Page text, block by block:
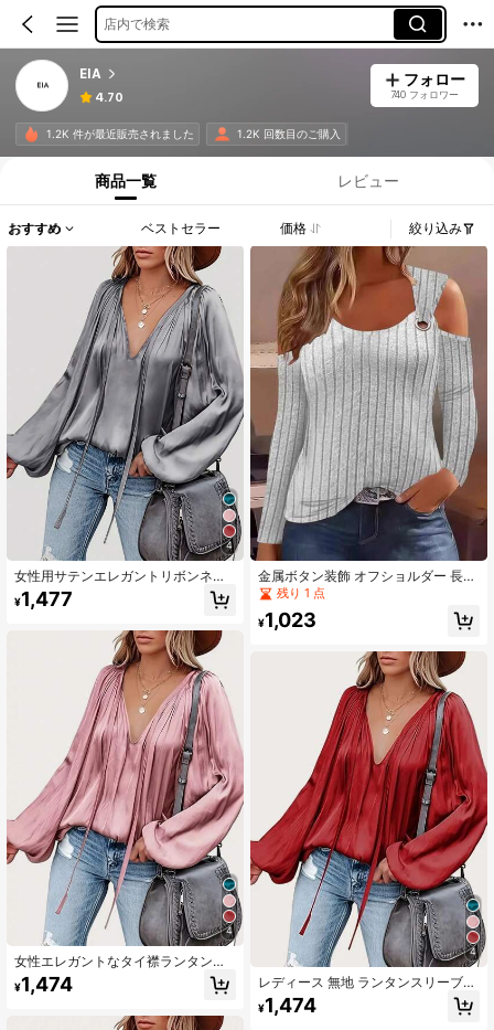
店内で検索
EIA
4.70
フォロー
740 フォロワー
1.2K 件が最近販売されました 1.2K 回数目のご購入
商品一覧 レビュー
おすすめ ベストセラー 価格 絞り込み
4
女性用サテンエレガントリボンネッ
ク フリル長袖ブラウス カジュアル春
¥1,477
4
女性エレガントなタイ襟ランタンス
リーブ ギャザーブラウス カジュアル
春
¥1,474
金属ボタン装飾 オフショルダー 長袖
リブ ソリッド シャツ(レディース)
残り 1 点
¥1,023
4
レディース 無地 ランタンスリーブ
上品なフロントタイ プリーツブラウ
ス、秋
¥1,474